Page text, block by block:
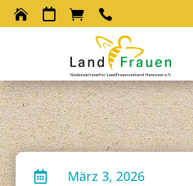
   
 März 3, 2026